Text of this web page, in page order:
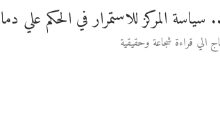
المركز للاستمرار في الحكم علي
الي قراءة شجاعة وحقيقية